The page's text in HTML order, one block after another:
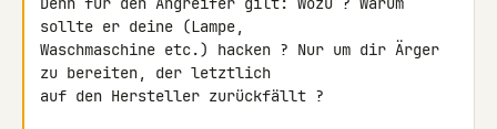
sollte er deine (Lampe,
Waschmaschine etc.) hacken ? Nur um dir Ärger
zu bereiten, der letztlich
auf den Hersteller zurückfällt ?